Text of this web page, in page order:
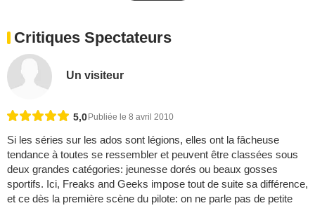
Critiques Spectateurs
Un visiteur
5,0Publiée le 8 avril 2010
Si les séries sur les ados sont légions, elles ont la fâcheuse
tendance à toutes se ressembler et peuvent être classées sous
deux grandes catégories: jeunesse dorés ou beaux gosses
sportifs. Ici, Freaks and Geeks impose tout de suite sa différence,
et ce dès la première scène du pilote: on ne parle pas de petite